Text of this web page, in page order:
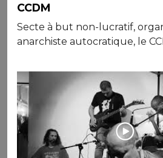
CCDM
Secte à but non-lucratif,
anarchiste autocratique, le